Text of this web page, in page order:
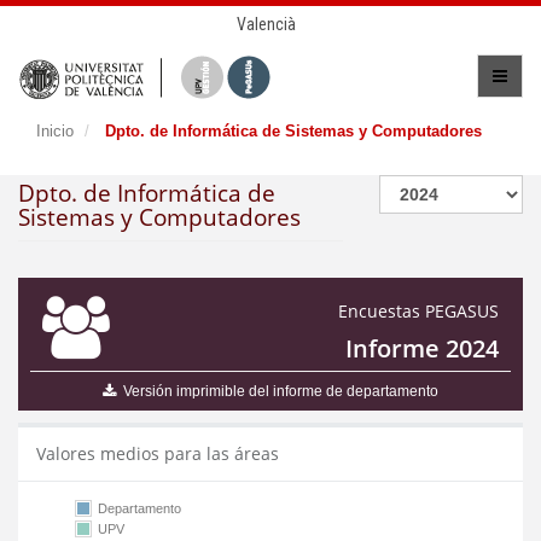
Valencià
Inicio Dpto. de Informática de Sistemas y Computadores
Dpto. de Informática de
Sistemas y Computadores
Encuestas PEGASUS
Informe 2024
Versión imprimible del informe de departamento
Valores medios para las áreas
Departamento
UPV